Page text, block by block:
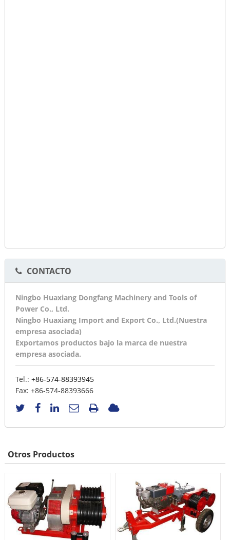
CONTACTO
Ningbo Huaxiang Dongfang Machinery and Tools of
Power Co., Ltd.
Ningbo Huaxiang Import and Export Co., Ltd.(Nuestra
empresa asociada)
Exportamos productos bajo la marca de nuestra
empresa asociada.
Tel.: +86-574-88393945
Fax: +86-574-88393666
Otros Productos